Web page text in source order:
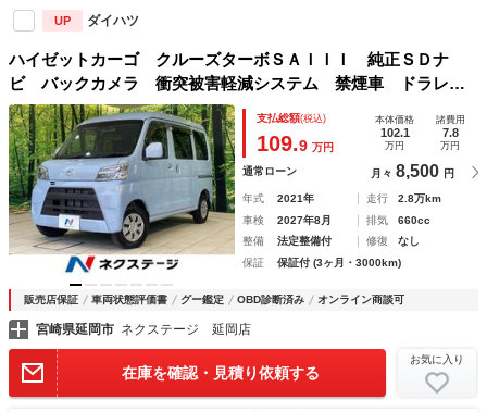
UP ダイハツ
ハイゼットカーゴ クルーズターボＳＡＩＩＩ 純正ＳＤナ
ビ バックカメラ 衝突被害軽減システム 禁煙車 ドラレ
コ コーナーセンサー スマートキー ＬＥＤヘッド ＥＴ
Ｃ オートハイビーム オートライト Ｂｌｕｅｔｏｏｔｈ
ＣＤ ＤＶＤ再生
支払総額(税込)
109.9 万円
本体価格
102.1
万円
諸費用
7.8
万円
通常ローン 月々 8,500 円
年式 2021年 走行
2.8万km
車検
2027年8月 排気
660cc
整備
法定整備付 修復
なし
保証
保証付 (3ヶ月・3000km)
販売店保証 車両状態評価書 グー鑑定 OBD診断済み オンライン商談可
宮崎県延岡市 ネクステージ 延岡店
在庫を確認・見積り依頼する
お気に入り